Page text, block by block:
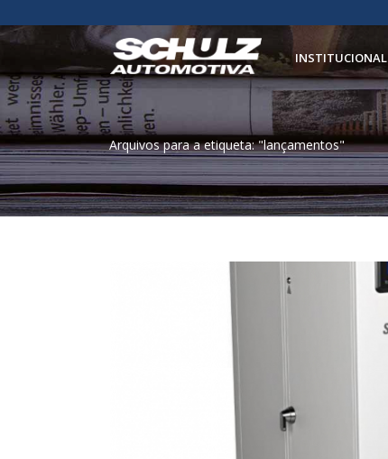
INSTITUCIONAL
Arquivos para a etiqueta: "lançamentos"